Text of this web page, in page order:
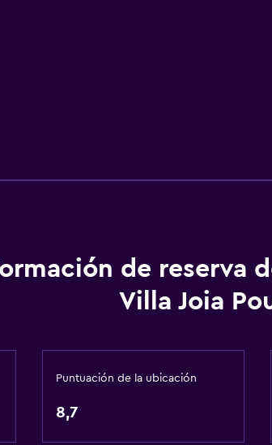
de reserva
Villa Joia
Puntuación de la ubicación
8,7